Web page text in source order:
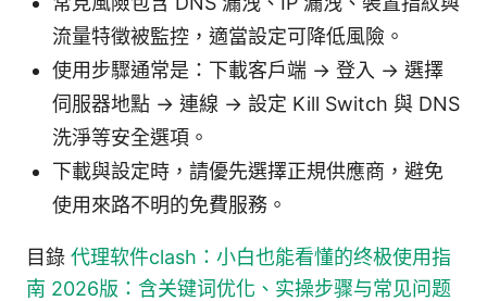
流量特徵被監控，適當設定可降低風險。
使用步驟通常是：下載客戶端 → 登入 → 選擇
伺服器地點 → 連線 → 設定 Kill Switch 與 DNS
洗淨等安全選項。
下載與設定時，請優先選擇正規供應商，避免
使用來路不明的免費服務。
目錄 代理软件clash：小白也能看懂的终极使用指
南 2026版：含关键词优化、实操步骤与常见问题